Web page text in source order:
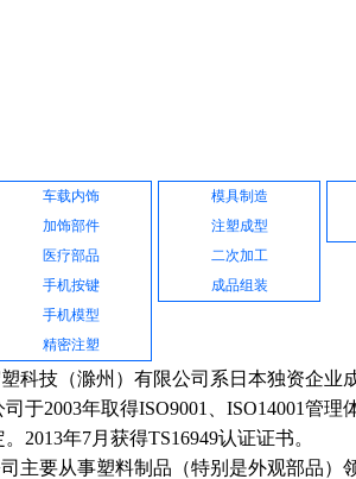
车载内饰
加饰部件
医疗部品
手机按键
手机模型
精密注塑
模具制造
注塑成型
二次加工
成品组装
介
技（滁州）有限公司系日本独资企业
司于2003年取得ISO9001、ISO14001管
。2013年7月获得TS16949认证证书。
要从事塑料制品（特别是外观部品）